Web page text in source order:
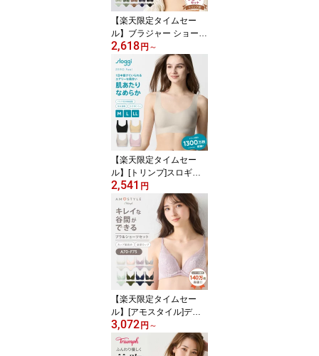
【楽天限定タイムセー
ル】ブラジャー ショーツ
セット クラッシー ペタ
ルズ ふんわり優しく 美
胸 ソフトブラ 下着 谷間
WHU + Hikini 34 Y3 S1
RL1 トリンプ
2,618円 ～
【楽天限定タイムセー
ル】[トリンプ]スロギー
ゼロフィール エブリデイ
ハーフトップ sloggi ZF
N-Top CH ブラジャー ノ
ンワイヤーブラ ひびきに
くい シームレス インナ
ー レディース
2,541 円
【楽天限定タイムセー
ル】[アモスタイル]デイ
ジーレース 夢みるブラD
eepV ブラ＆ショーツセ
ット【A,B,C,Dカップ】A
3,072円 ～